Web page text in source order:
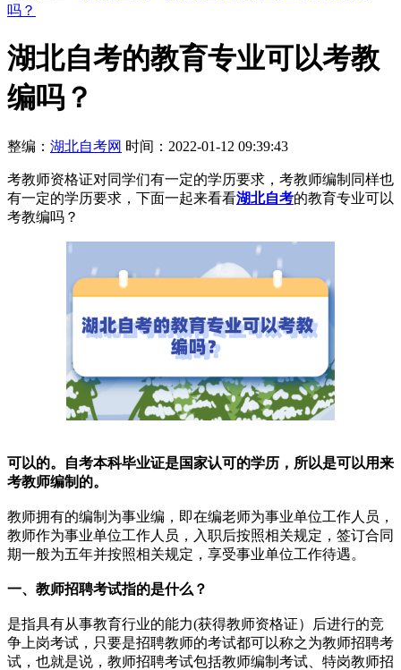
吗？
湖北自考的教育专业可以考教
编吗？
整编： 湖北自考网 时间：2022-01-12 09:39:43
考教师资格证对同学们有一定的学历要求，考教师编制同样也
有一定的学历要求，下面一起来看看湖北自考的教育专业可以
考教编吗？
可以的。自考本科毕业证是国家认可的学历，所以是可以用来
考教师编制的。
教师拥有的编制为事业编，即在编老师为事业单位工作人员，
教师作为事业单位工作人员，入职后按照相关规定，签订合同
期一般为五年并按照相关规定，享受事业单位工作待遇。
一、教师招聘考试指的是什么？
是指具有从事教育行业的能力(获得教师资格证）后进行的竞
争上岗考试，只要是招聘教师的考试都可以称之为教师招聘考
试，也就是说，教师招聘考试包括教师编制考试、特岗教师招